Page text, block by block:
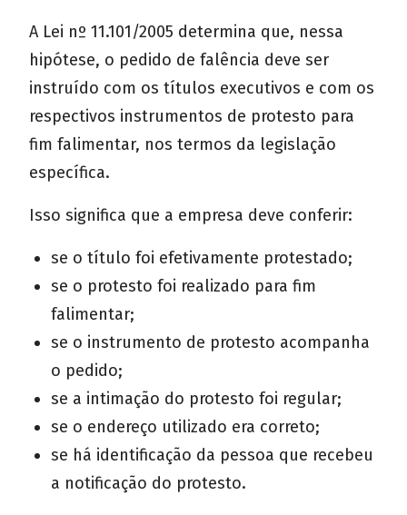
A Lei nº 11.101/2005 determina que, nessa
hipótese, o pedido de falência deve ser
instruído com os títulos executivos e com os
respectivos instrumentos de protesto para
fim falimentar, nos termos da legislação
específica.
Isso significa que a empresa deve conferir:
se o título foi efetivamente protestado;
se o protesto foi realizado para fim
falimentar;
se o instrumento de protesto acompanha
o pedido;
se a intimação do protesto foi regular;
se o endereço utilizado era correto;
se há identificação da pessoa que recebeu
a notificação do protesto.